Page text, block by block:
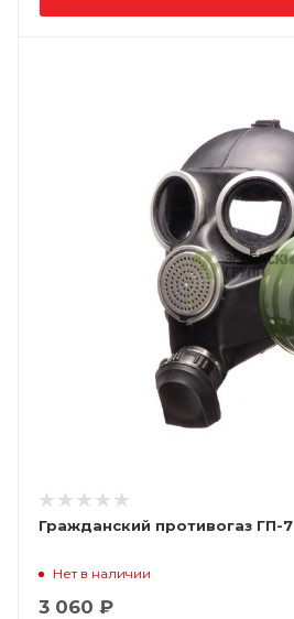
Гражданский противогаз ГП-7
Нет в наличии
3 060 ₽